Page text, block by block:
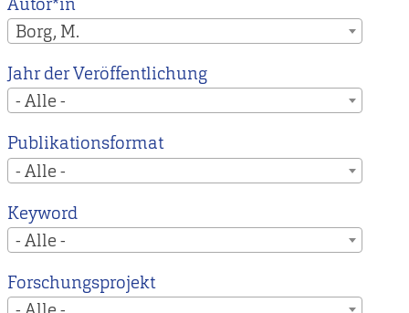
to
our
main
instead.
Borg, M.
Jahr der Veröffentlichung
- Alle -
Publikationsformat
- Alle -
Keyword
- Alle -
Forschungsprojekt